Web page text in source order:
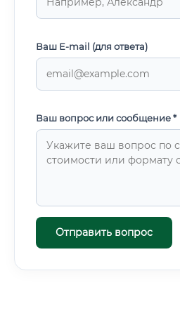
Ваш E-mail (для ответа)
Ваш вопрос или сообщение *
Отправить вопрос